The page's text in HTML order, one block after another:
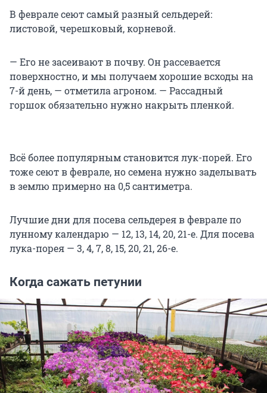
В феврале сеют самый разный сельдерей:
листовой, черешковый, корневой.
— Его не засеивают в почву. Он рассевается
поверхностно, и мы получаем хорошие всходы на
7-й день, — отметила агроном. — Рассадный
горшок обязательно нужно накрыть пленкой.
Всё более популярным становится лук-порей. Его
тоже сеют в феврале, но семена нужно заделывать
в землю примерно на 0,5 сантиметра.
Лучшие дни для посева сельдерея в феврале по
лунному календарю — 12, 13, 14, 20, 21-е. Для посева
лука-порея — 3, 4, 7, 8, 15, 20, 21, 26-е.
Когда сажать петунии